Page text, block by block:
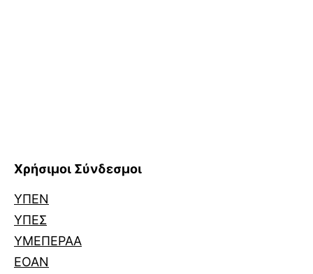
Χρήσιμοι Σύνδεσμοι
ΥΠΕΝ
ΥΠΕΣ
ΥΜΕΠΕΡΑΑ
ΕΟΑΝ